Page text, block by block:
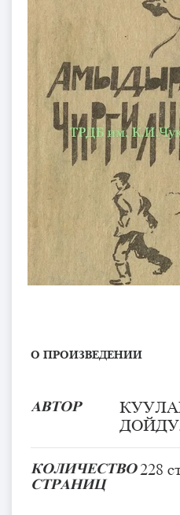
О ПРОИЗВЕДЕНИИ
АВТОР
КОЛИЧЕСТВО
СТРАНИЦ
228